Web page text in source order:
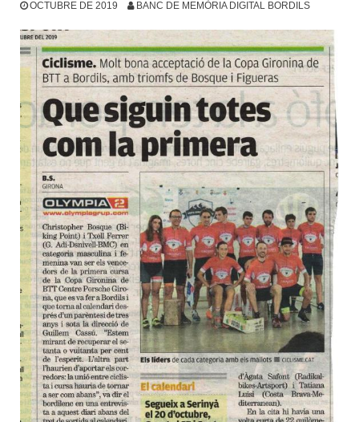
OCTUBRE DE 2019 BANC DE MEMÒRIA DIGITAL BORDILS